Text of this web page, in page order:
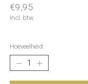
€9,95
Incl. btw
Hoeveelheid: